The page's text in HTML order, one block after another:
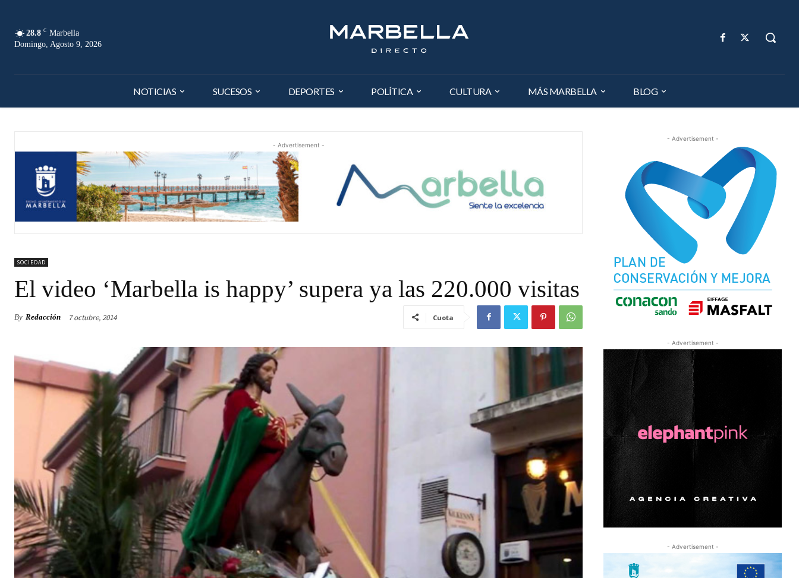
28.8 C Marbella
Domingo, Agosto 9, 2026
NOTICIAS SUCESOS DEPORTES POLÍTICA CULTURA MÁS MARBELLA BLOG
- Advertisement -
SOCIEDAD
El video ‘Marbella is happy’ supera ya las 220.000 visitas
By Redacción 7 octubre, 2014 Cuota
- Advertisement -
- Advertisement -
- Advertisement -